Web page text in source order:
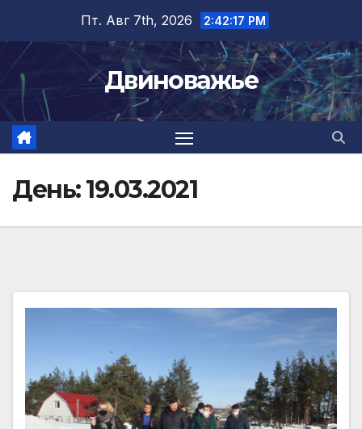
содержимому
Пт. Авг 7th, 2026 2:42:18 PM
Двиноважье
День:19.03.2021